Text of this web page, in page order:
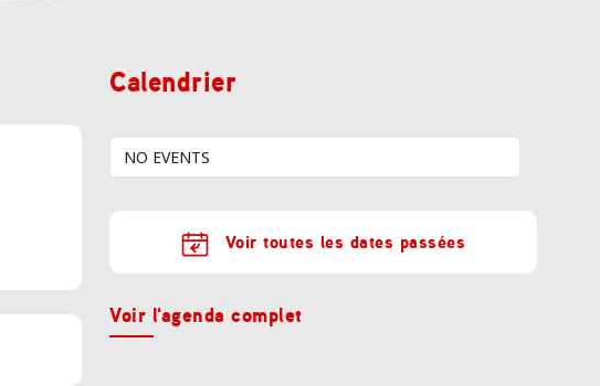
Calendrier
NO EVENTS
Voir toutes les dates passées
Voir l'agenda complet